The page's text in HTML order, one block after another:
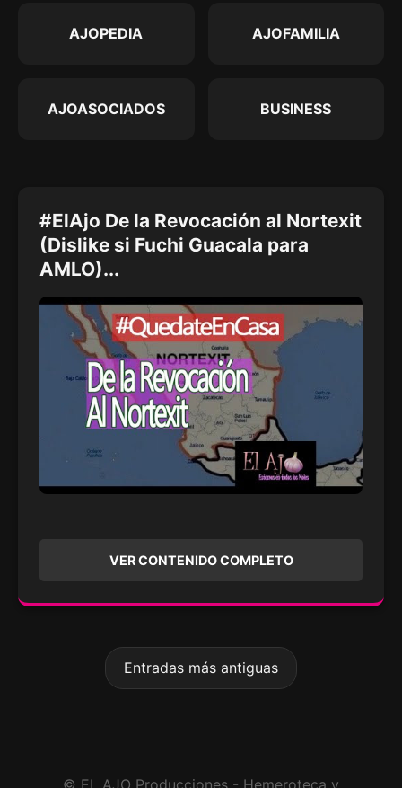
AJOPEDIA AJOFAMILIA
AJOASOCIADOS BUSINESS
#ElAjo De la Revocación al Nortexit
(Dislike si Fuchi Guacala para
AMLO)...
VER CONTENIDO COMPLETO
Entradas más antiguas